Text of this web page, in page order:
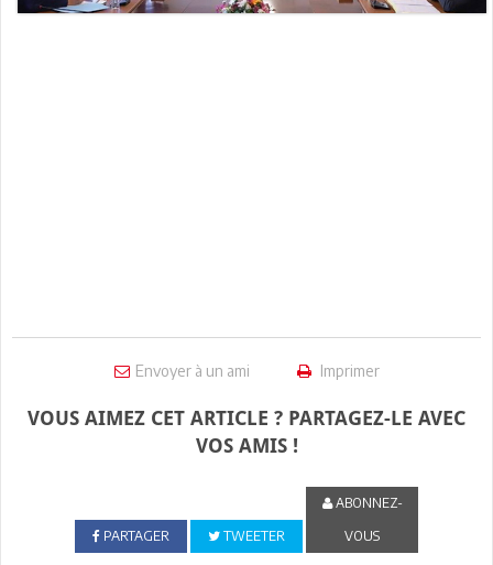
Envoyer à un ami Imprimer
VOUS AIMEZ CET ARTICLE ? PARTAGEZ-LE AVEC
VOS AMIS !
PARTAGER TWEETER
ABONNEZ-
VOUS